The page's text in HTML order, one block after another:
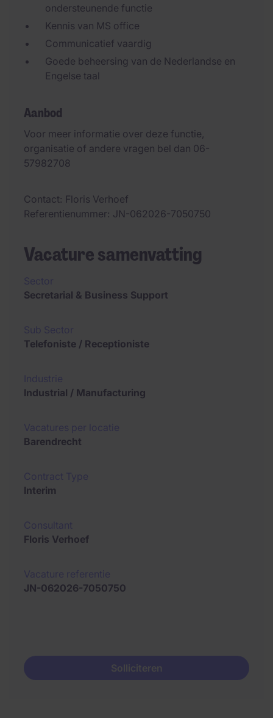
ondersteunende functie
Kennis van MS office
Communicatief vaardig
Goede beheersing van de Nederlandse en
Engelse taal
Aanbod
Voor meer informatie over deze functie,
organisatie of andere vragen bel dan 06-
57982708
Contact Floris Verhoef
Referentienummer JN-062026-7050750
Vacature samenvatting
Secretarial & Business Support
Telefoniste / Receptioniste
Industrial / Manufacturing
Barendrecht
Interim
Floris Verhoef
JN-062026-7050750
Solliciteren